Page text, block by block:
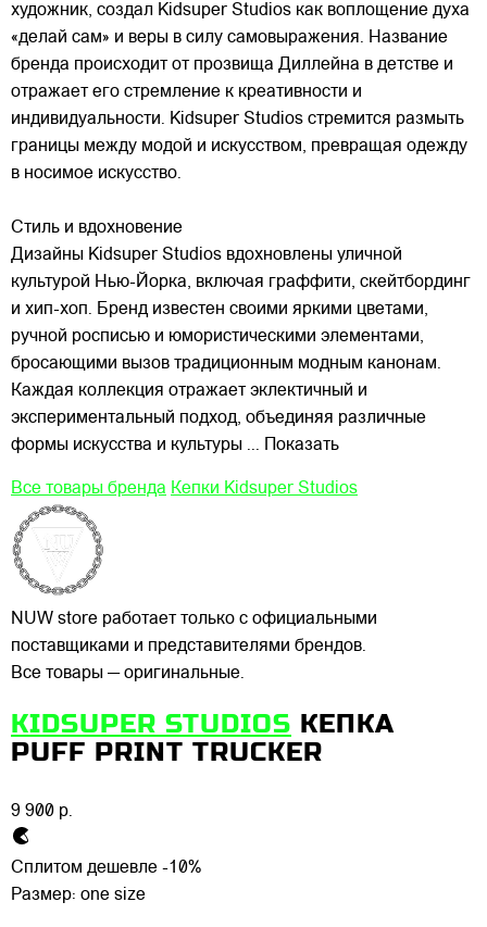
художник, создал Kidsuper Studios как воплощение духа
«делай сам» и веры в силу самовыражения. Название
бренда происходит от прозвища Диллейна в детстве и
отражает его стремление к креативности и
индивидуальности. Kidsuper Studios стремится размыть
границы между модой и искусством, превращая одежду
в носимое искусство.
Стиль и вдохновение
Дизайны Kidsuper Studios вдохновлены уличной
культурой Нью-Йорка, включая граффити, скейтбординг
и хип-хоп. Бренд известен своими яркими цветами,
ручной росписью и юмористическими элементами,
бросающими вызов традиционным модным канонам.
Каждая коллекция отражает эклектичный и
экспериментальный подход, объединяя различные
формы искусства и культуры ... Показать
Все товары бренда Кепки Kidsuper Studios
NUW store работает только с официальными
поставщиками и представителями брендов.
Все товары — оригинальные.
KIDSUPER STUDIOS КЕПКА
PUFF PRINT TRUCKER
9 900 р.
Сплитом дешевле -10%
Размер: one size